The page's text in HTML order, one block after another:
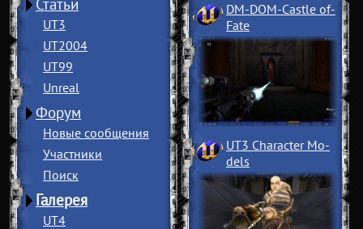
Статьи
UT3
UT2004
UT99
Unreal
Форум
Новые сообщения
Участники
Поиск
Галерея
UT4
DM-DOM-Castle of­
Fate
UT3 Character Mo­
dels